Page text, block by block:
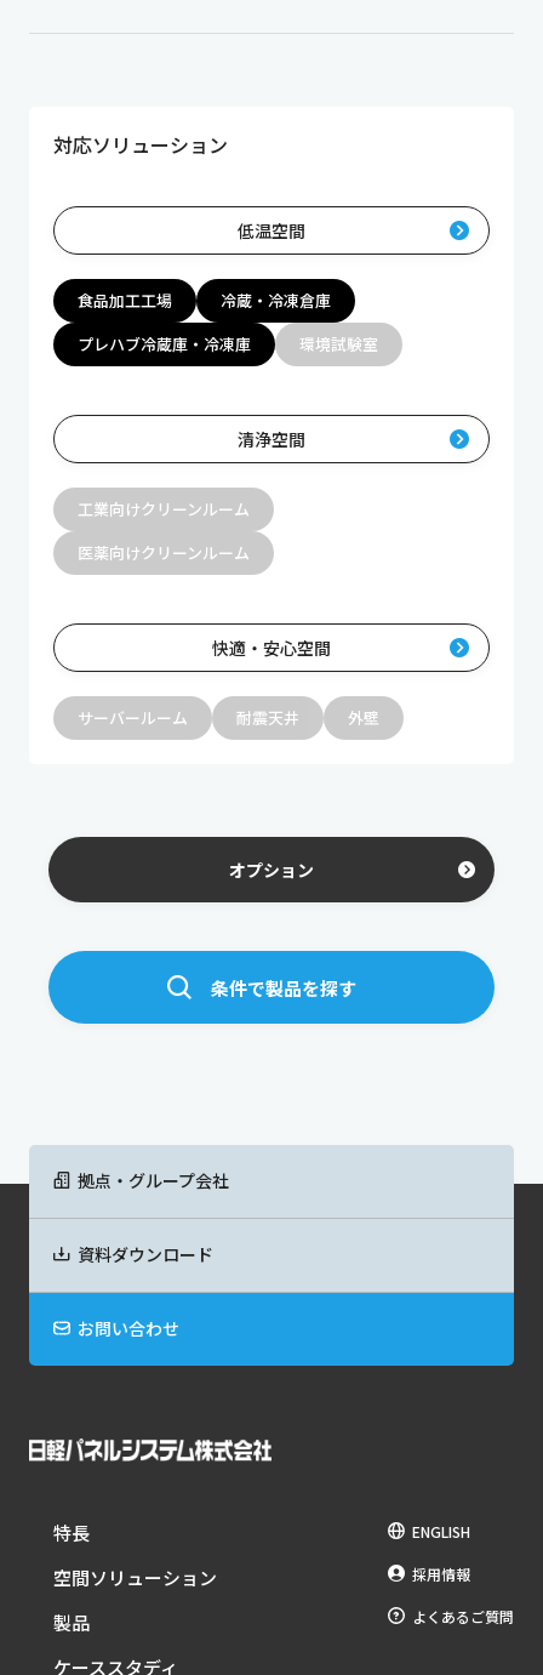
対応ソリューション
低温空間
食品加工工場
冷蔵・冷凍倉庫
プレハブ冷蔵庫・冷凍庫
環境試験室
清浄空間
工業向けクリーンルーム
医薬向けクリーンルーム
快適・安心空間
サーバールーム 耐震天井 外壁
オプション
条件で製品を探す
拠点・グループ会社
資料ダウンロード
お問い合わせ
特長
空間ソリューション
製品
ケーススタディ
ENGLISH
採用情報
よくあるご質問